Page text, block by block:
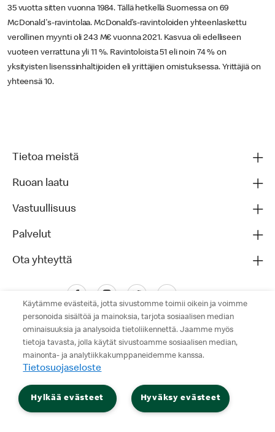
35 vuotta sitten vuonna 1984. Tällä hetkellä Suomessa on 69
McDonald's-ravintolaa. McDonald’s-ravintoloiden yhteenlaskettu
verollinen myynti oli 243 M€ vuonna 2021. Kasvua oli edelliseen
vuoteen verrattuna yli 11 %. Ravintoloista 51 eli noin 74 % on
yksityisten lisenssinhaltijoiden eli yrittäjien omistuksessa. Yrittäjiä on
yhteensä 10.
Tietoa meistä
Ruoan laatu
Vastuullisuus
Palvelut
Ota yhteyttä
Tietosuojaseloste
Käyttöehdot
Käytämme evästeitä, jotta sivustomme toimii oikein ja voimme
personoida sisältöä ja mainoksia, tarjota sosiaalisen median
ominaisuuksia ja analysoida tietoliikennettä. Jaamme myös
tietoja tavasta, jolla käytät sivustoamme sosiaalisen median,
mainonta- ja analytiikkakumppaneidemme kanssa.
Tietosuojaseloste
Hyväksy evästeet
Hylkää evästeet